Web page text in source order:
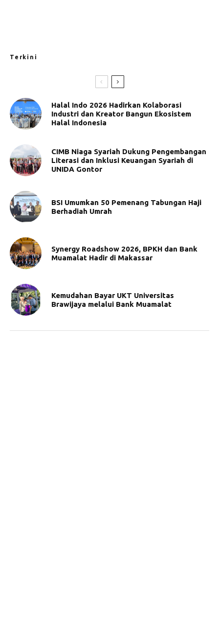
Terkini
Halal Indo 2026 Hadirkan Kolaborasi
Industri dan Kreator Bangun Ekosistem
Halal Indonesia
CIMB Niaga Syariah Dukung Pengembangan
Literasi dan Inklusi Keuangan Syariah di
UNIDA Gontor
BSI Umumkan 50 Pemenang Tabungan Haji
Berhadiah Umrah
Synergy Roadshow 2026, BPKH dan Bank
Muamalat Hadir di Makassar
Kemudahan Bayar UKT Universitas
Brawijaya melalui Bank Muamalat